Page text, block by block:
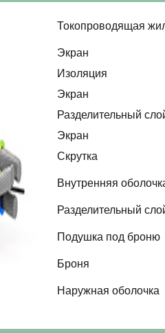
Токопроводящая
Экран
Изоляция
Экран
Разделительный
Экран
Скрутка
Внутренняя
Разделительный
Подушка под броню
Броня
Наружная оболочка